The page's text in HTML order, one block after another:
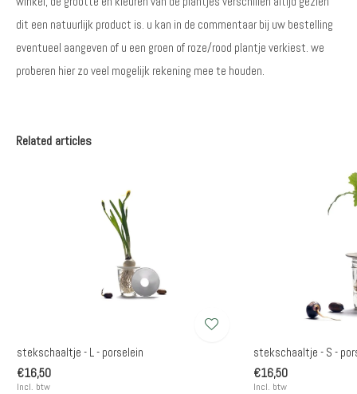
dit een natuurlijk product is. u kan in de commentaar bij uw bestelling
eventueel aangeven of u een groen of roze/rood plantje verkiest. we
proberen hier zo veel mogelijk rekening mee te houden.
Related articles
stekschaaltje - L - porselein
€16,50
Incl. btw
stekschaaltje - S -
€16,50
Incl. btw